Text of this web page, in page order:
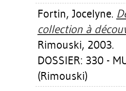
Fortin, Jocelyne.
collection à
Rimouski, 2003.
DOSSIER: 330 -
(Rimouski)